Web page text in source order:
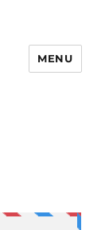
MENU